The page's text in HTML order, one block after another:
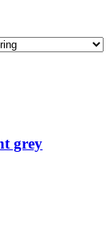
grey